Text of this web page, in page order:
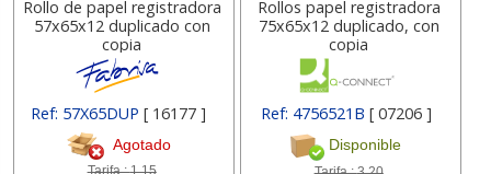
Rollo de papel registradora
57x65x12 duplicado con
copia
Ref: 57X65DUP[ 16177 ]
Agotado
Tarifa :1,15
Rollos papel registradora
75x65x12 duplicado, con
copia
Ref: 4756521B [ 07206 ]
Disponible